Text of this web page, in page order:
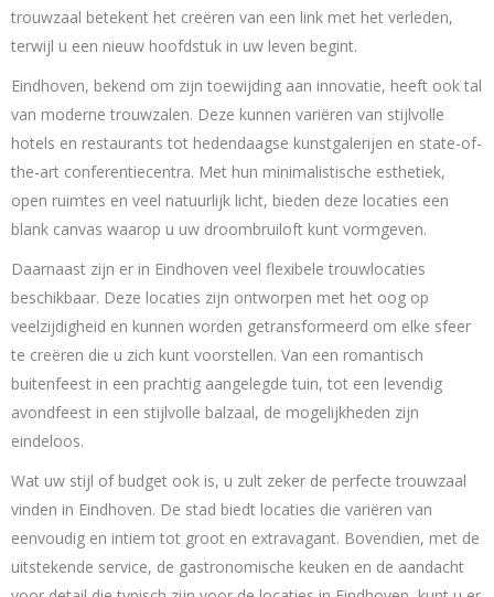
trouwzaal betekent het creëren van een link met het verleden,
terwijl u een nieuw hoofdstuk in uw leven begint.
Eindhoven, bekend om zijn toewijding aan innovatie, heeft ook tal
van moderne trouwzalen. Deze kunnen variëren van stijlvolle
hotels en restaurants tot hedendaagse kunstgalerijen en state-of-
the-art conferentiecentra. Met hun minimalistische esthetiek,
open ruimtes en veel natuurlijk licht, bieden deze locaties een
blank canvas waarop u uw droombruiloft kunt vormgeven.
Daarnaast zijn er in Eindhoven veel flexibele trouwlocaties
beschikbaar. Deze locaties zijn ontworpen met het oog op
veelzijdigheid en kunnen worden getransformeerd om elke sfeer
te creëren die u zich kunt voorstellen. Van een romantisch
buitenfeest in een prachtig aangelegde tuin, tot een levendig
avondfeest in een stijlvolle balzaal, de mogelijkheden zijn
eindeloos.
Wat uw stijl of budget ook is, u zult zeker de perfecte trouwzaal
vinden in Eindhoven. De stad biedt locaties die variëren van
eenvoudig en intiem tot groot en extravagant. Bovendien, met de
uitstekende service, de gastronomische keuken en de aandacht